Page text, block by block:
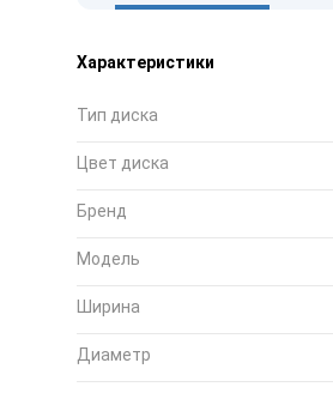
Характеристики
Тип диска
Цвет диска
Бренд
Модель
Ширина
Диаметр